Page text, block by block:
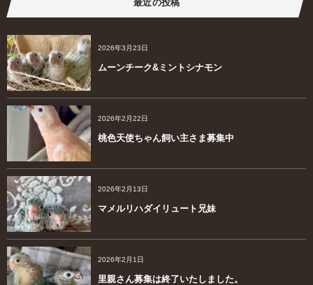
最近の投稿
2026年3月23日
ムーンチーク&ミントシナモン
2026年2月22日
桃色天使ちゃん飼い主さま募集中
2026年2月13日
マメルリハダイリュート兄妹
2026年2月1日
里親さん募集は終了いたしました。